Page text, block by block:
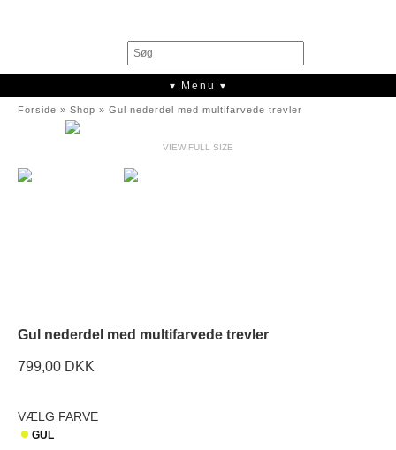
▾ Menu ▾
Forside » Shop » Gul nederdel med multifarvede trevler
VIEW FULL SIZE
Gul nederdel med multifarvede trevler
799,00 DKK
VÆLG FARVE
GUL